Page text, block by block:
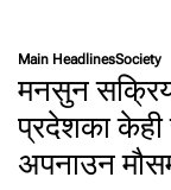
ज
र
,
सै
नि
क
सं
स्कृ
पा
र्टी
मा
Main HeadlinesSociety
मनसुन
प्रदेशका केही
अपनाउन